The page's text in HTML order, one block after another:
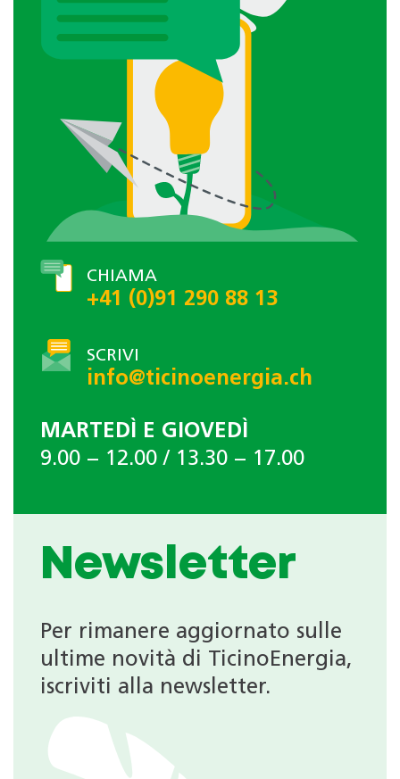
CHIAMA
+41 (0)91 290 88 13
SCRIVI
info@ticinoenergia.ch
MARTEDÌ E GIOVEDÌ
9.00 − 12.00 / 13.30 − 17.00
Newsletter
Per rimanere aggiornato sulle
ultime novità di TicinoEnergia,
iscriviti alla newsletter.